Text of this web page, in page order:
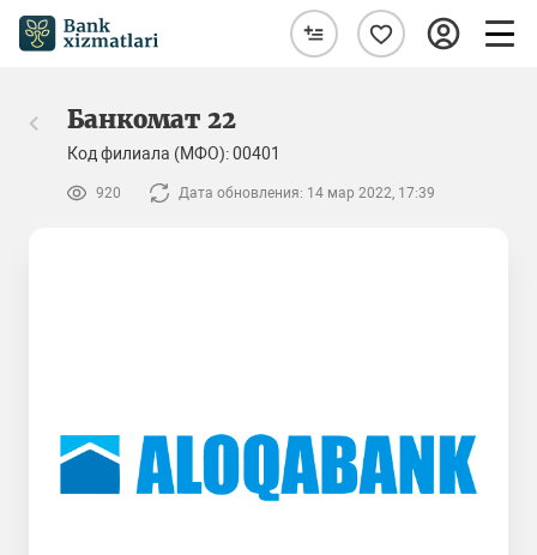
Банкомат 22
Код филиала (МФО): 00401
920 Дата обновления: 14 мар 2022, 17:39